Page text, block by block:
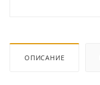
ОПИСАНИЕ